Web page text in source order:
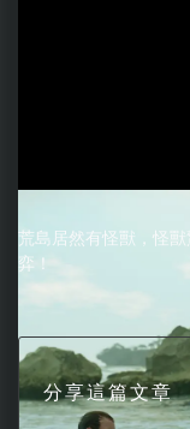
荒島居然有怪獸，怪
弈！
分享這篇文章